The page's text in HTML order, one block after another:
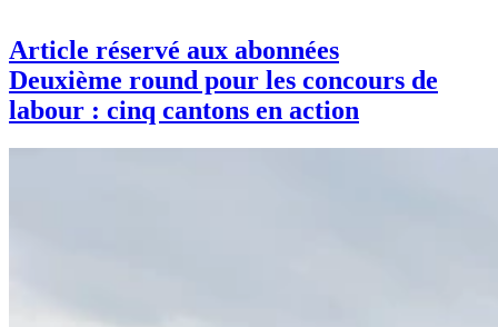
Article réservé aux abonnées
Deuxième round pour les concours de
labour : cinq cantons en action